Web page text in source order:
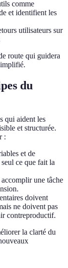
comme
et identifient les
utilisateurs sur
route qui guidera
du
qui aident les
et structurée.
:
et de
ce que fait la
une tâche
doivent
ne doivent pas
contreproductif.
la clarté du